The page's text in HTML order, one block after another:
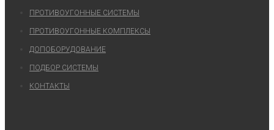
ПРОТИВОУГОННЫЕ СИСТЕМЫ
ПРОТИВОУГОННЫЕ КОМПЛЕКСЫ
ДОПОБОРУДОВАНИЕ
ПОДБОР СИСТЕМЫ
КОНТАКТЫ